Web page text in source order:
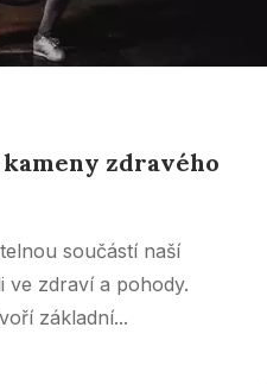
zdravého
součástí naší
ve zdraví a pohody.
základní...